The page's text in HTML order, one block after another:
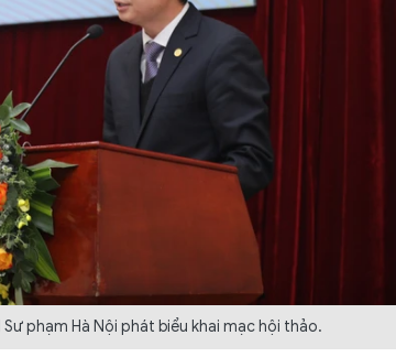
Sư phạm Hà Nội phát biểu khai mạc hội thảo.